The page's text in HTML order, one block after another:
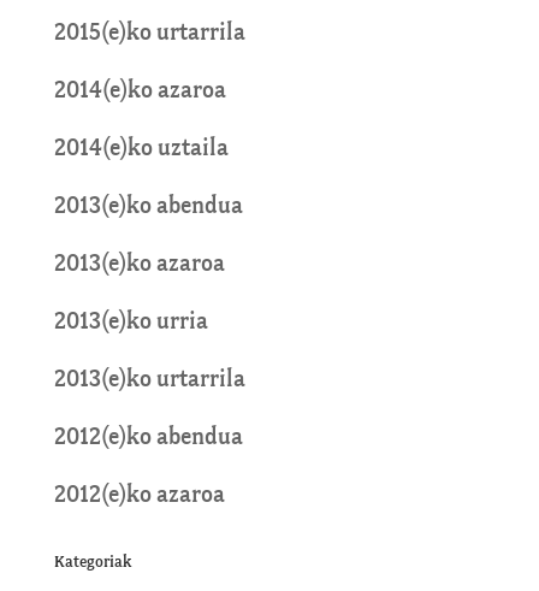
2015(e)ko urtarrila
2014(e)ko azaroa
2014(e)ko uztaila
2013(e)ko abendua
2013(e)ko azaroa
2013(e)ko urria
2013(e)ko urtarrila
2012(e)ko abendua
2012(e)ko azaroa
Kategoriak